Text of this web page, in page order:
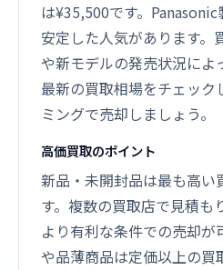
は¥35,500です。
安定した人気があります。
や新モデルの発売状況によ
最新の買取相場をチェック
ミングで売却しましょう。
高価買取のポイント
新品・未開封品は最も高い
す。複数の買取店で見積も
より有利な条件での売却が
や品薄商品は定価以上の買